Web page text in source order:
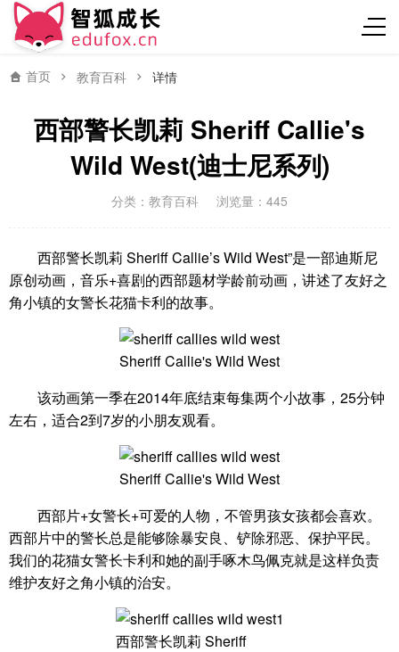
首页 教育百科 详情
西部警长凯莉 Sheriff Callie's
Wild West(迪士尼系列)
分类： 教育百科 浏览量：445
西部警长凯莉 Sheriff Callie’s Wild West”是一部迪斯尼
原创动画，音乐+喜剧的西部题材学龄前动画，讲述了友好之
角小镇的女警长花猫卡利的故事。
Sheriff Callie's Wild West
该动画第一季在2014年底结束每集两个小故事，25分钟
左右，适合2到7岁的小朋友观看。
Sheriff Callie's Wild West
西部片+女警长+可爱的人物，不管男孩女孩都会喜欢。
西部片中的警长总是能够除暴安良、铲除邪恶、保护平民。
我们的花猫女警长卡利和她的副手啄木鸟佩克就是这样负责
维护友好之角小镇的治安。
西部警长凯莉 Sheriff